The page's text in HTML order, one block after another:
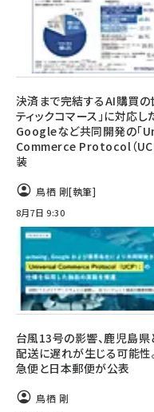
決済まで完結するAI購買の
ティックコマース」に対応
Googleなど共同開発の「
Commerce Protocol（
装
鳥栖 剛[執筆]
8月7日 9:30
台風13号の影響、鹿児島
配送に遅れが生じる可能性
急便と日本郵便が公表
鳥栖 剛